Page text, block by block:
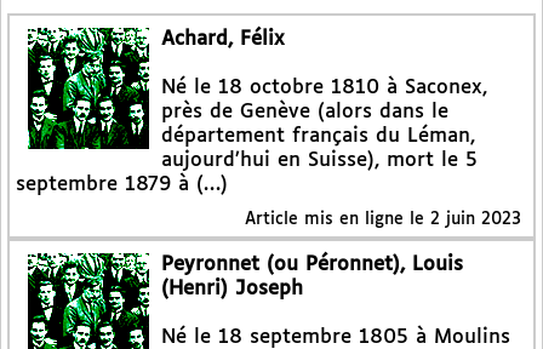
Achard, Félix
Né le 18 octobre 1810 à Saconex,
près de Genève (alors dans le
département français du Léman,
aujourd’hui en Suisse), mort le 5
septembre 1879 à (…)
Article mis en ligne le 2 juin 2023
Peyronnet (ou Péronnet), Louis
(Henri) Joseph
Né le 18 septembre 1805 à Moulins